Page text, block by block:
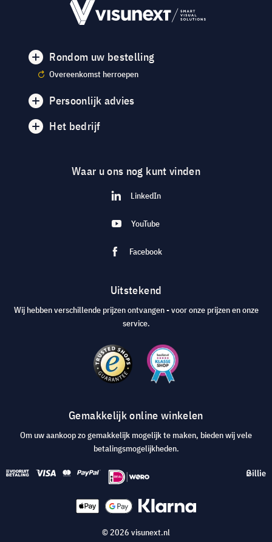
Rondom uw bestelling
Overeenkomst herroepen
Persoonlijk advies
Het bedrijf
Waar u ons nog kunt vinden
LinkedIn
YouTube
Facebook
Uitstekend
Wij hebben verschillende prijzen ontvangen - voor onze prijzen en onze
service.
Gemakkelijk online winkelen
Om uw aankoop zo gemakkelijk mogelijk te maken, bieden wij vele
betalingsmogelijkheden.
© 2026 visunext.nl